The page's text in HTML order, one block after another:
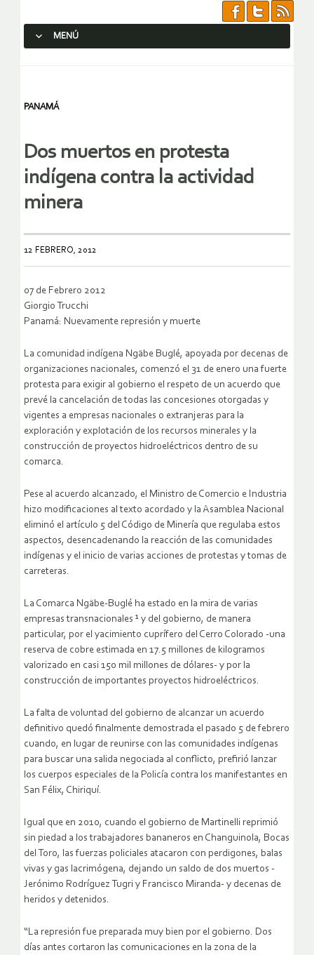
MENÚ
PANAMÁ
Dos muertos en protesta
indígena contra la actividad
minera
12 FEBRERO, 2012
07 de Febrero 2012
Giorgio Trucchi
Panamá: Nuevamente represión y muerte
La comunidad indígena Ngäbe Buglé, apoyada por decenas de
organizaciones nacionales, comenzó el 31 de enero una fuerte
protesta para exigir al gobierno el respeto de un acuerdo que
prevé la cancelación de todas las concesiones otorgadas y
vigentes a empresas nacionales o extranjeras para la
exploración y explotación de los recursos minerales y la
construcción de proyectos hidroeléctricos dentro de su
comarca.
Pese al acuerdo alcanzado, el Ministro de Comercio e Industria
hizo modificaciones al texto acordado y la Asamblea Nacional
eliminó el artículo 5 del Código de Minería que regulaba estos
aspectos, desencadenando la reacción de las comunidades
indígenas y el inicio de varias acciones de protestas y tomas de
carreteras.
La Comarca Ngäbe-Buglé ha estado en la mira de varias
empresas transnacionales ¹ y del gobierno, de manera
particular, por el yacimiento cuprífero del Cerro Colorado -una
reserva de cobre estimada en 17.5 millones de kilogramos
valorizado en casi 150 mil millones de dólares- y por la
construcción de importantes proyectos hidroeléctricos.
La falta de voluntad del gobierno de alcanzar un acuerdo
definitivo quedó finalmente demostrada el pasado 5 de febrero
cuando, en lugar de reunirse con las comunidades indígenas
para buscar una salida negociada al conflicto, prefirió lanzar
los cuerpos especiales de la Policía contra los manifestantes en
San Félix, Chiriquí.
Igual que en 2010, cuando el gobierno de Martinelli reprimió
sin piedad a los trabajadores bananeros en Changuinola, Bocas
del Toro, las fuerzas policiales atacaron con perdigones, balas
vivas y gas lacrimógena, dejando un saldo de dos muertos -
Jerónimo Rodríguez Tugri y Francisco Miranda- y decenas de
heridos y detenidos.
“La represión fue preparada muy bien por el gobierno. Dos
días antes cortaron las comunicaciones en la zona de la